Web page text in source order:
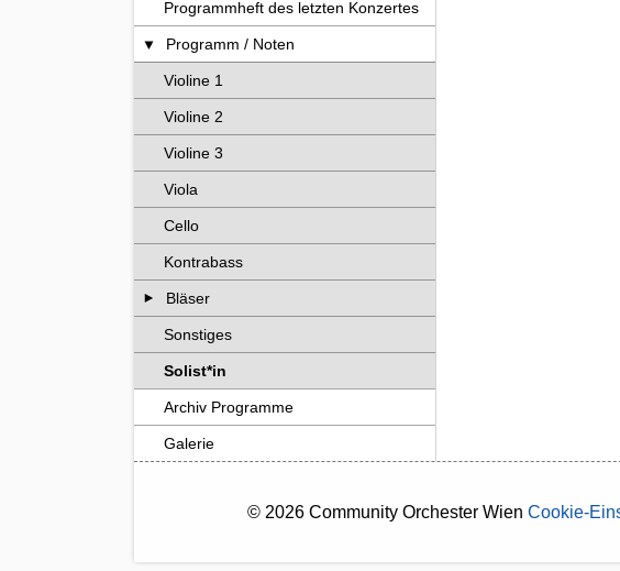
Programmheft des letzten Konzertes
Programm / Noten
Violine 1
Violine 2
Violine 3
Viola
Cello
Kontrabass
Bläser
Sonstiges
Solist*in
Archiv Programme
Galerie
© 2026 Community Orchester WienCookie-